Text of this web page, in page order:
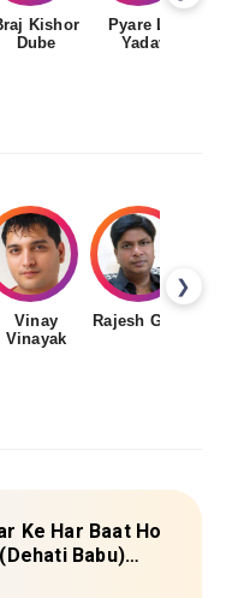
Kishor
Dube
Pyare Lal
Yadav
❯
Vinay
Vinayak
Rajesh Gupta
Ke Har Baat Ho
Babu)